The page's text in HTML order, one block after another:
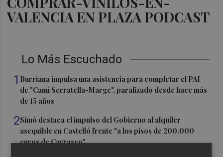
VALENCIA EN PLAZA PODCAST
Lo Más Escuchado
1 Burriana impulsa una asistencia para completar el PAI
de "Camí Serratella-Marge", paralizado desde hace más
de 15 años
2Simó destaca el impulso del Gobierno al alquiler
asequible en Castelló frente "a los pisos de 200.000
euros de Carrasco"